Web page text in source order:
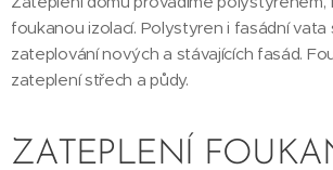
foukanou izolací. Polystyren i fasádní vata
zateplování nových a stávajících fasád.
zateplení střech a půdy.
ZATEPLENÍ